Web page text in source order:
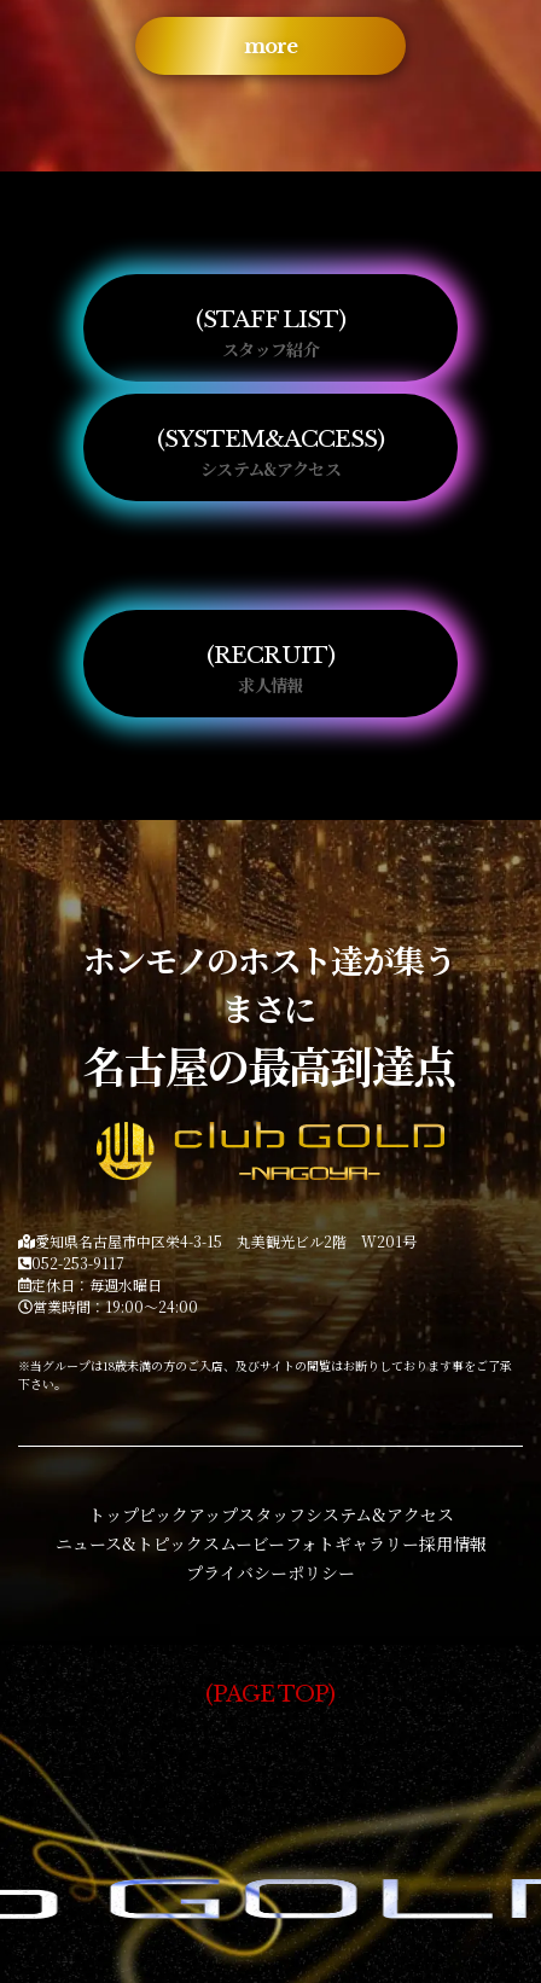
more
STAFF LIST
スタッフ紹介
SYSTEM&ACCESS
システム&アクセス
RECRUIT
求人情報
ホンモノのホスト達が集う
まさに
名古屋の最高到達点
愛知県名古屋市中区栄4-3-15 丸美観光ビル2階 W201号
052-253-9117
定休日：毎週水曜日
営業時間：19:00～24:00
※当グループは18歳未満の方のご入店、及びサイトの閲覧はお断りしております事をご了承
下さい。
トップピックアップスタッフ システム&アクセス
ニュース&トピックスムービーフォトギャラリー採用情報
プライバシーポリシー
PAGE TOP